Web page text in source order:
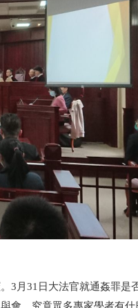
3 月 31 日大法官就通姦罪是